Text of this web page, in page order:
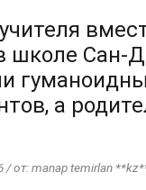
школе Сан-
а
/ от: manap temirlan